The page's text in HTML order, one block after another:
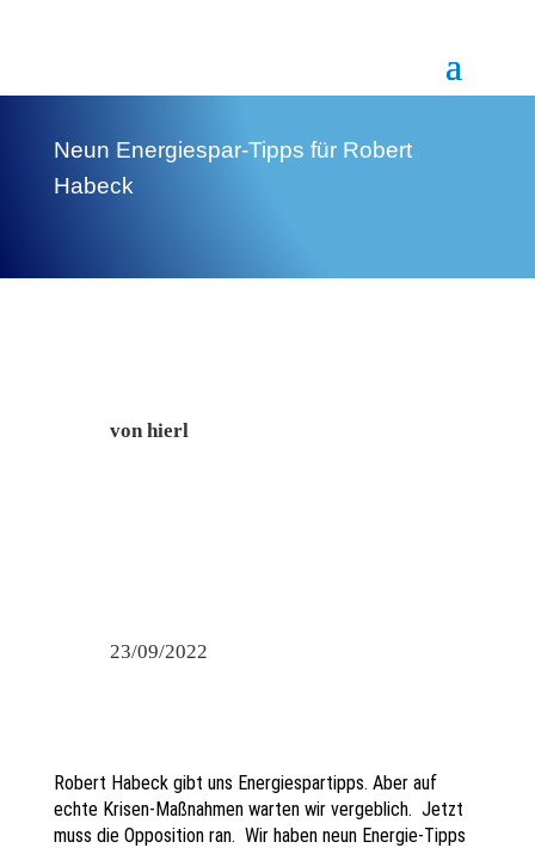
Neun Energiespar-Tipps für Robert
Habeck
von hierl
23/09/2022
Robert Habeck gibt uns Energiespartipps. Aber auf
echte Krisen-Maßnahmen warten wir vergeblich. Jetzt
muss die Opposition ran. Wir haben neun Energie-Tipps